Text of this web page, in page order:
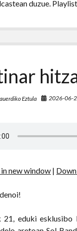
duzue.
Eztula 2026-06-
new window |
21, eduki